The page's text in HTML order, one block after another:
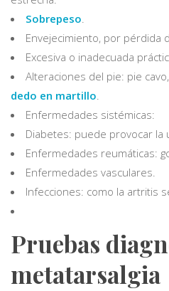
Sobrepeso.
Envejecimiento, por pérdida
Excesiva o inadecuada
Alteraciones del pie: pie
dedo en martillo.
Enfermedades sistémicas:
Diabetes: puede provocar la
Enfermedades reumáticas:
Enfermedades vasculares.
Infecciones: como la artritis
Pruebas
metatarsalgia